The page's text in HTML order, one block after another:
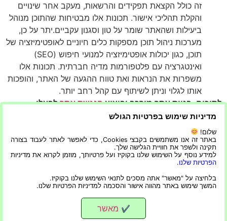
זה כולל הקצאת תפקידים והרשאות, מעקב אחר שינויים
והקלת תהליכי אישור. תכונות אלו מבטיחות שהתוכן מנוהל
ביעילות ושהאתר שומר על טון וסגנון עקביים.יתר על כן,
מערכות ניהול תוכן מספקות כלים חיוניים לאופטימיזציה של
תוכן, כגון יכולות אופטימיזציה למנועי חיפוש (SEO)
ואינטגרציה עם פלטפורמות מדיה חברתית. תכונות אלו
משפרות את הנראות ואת טווח ההגעה של האתר, והופכות
אותו לגלוי וניתן לשיתוף עם קהל רחב יותר.
לסיכום, בניית אתר מורכב וביצועהנגשת אתרלבעלי
מוגבלויותהוא תהליך רב-גוני הדורש הבנה עמוקה של
אלמנטים שונים כגון חווית משתמש, טכנולוגיה, ניהול תוכן
ותכנון אסטרטגי. לא מדובר רק על אתר אינטרנט מושך
מבחינה ויזואלית, אלא גם על יצירת פלטפורמה פונקציונלית,
ידידותית למשתמש ומסוגלת להתמודד עם משימות ותוכן
ברמה גבוהה. זהו תהליך מתמשך, המתפתח ללא הרף עם
הנוף הדיגיטלי.
מדיניות שימוש בפרטיות הגולש
שלום!
באתר זה אנו משתמשים בקבצי Cookies, כדי לאפשר לאתר לעבוד בצורה
תקינה ולשפר את חוויית הגלישה שלך.
למידע נוסף על השימוש שלנו בקוקיז ועל פרטיותך, מוזמן לקרוא את מדיניות
הפרטיות שלנו.
בלחיצה על "מאשר" אתה מסכים לתנאי השימוש שלנו בקוקיז.
המשך שימוש באתר מהווה אישור והסכמה למדיניות הפרטיות שלנו.
✔ מאשר